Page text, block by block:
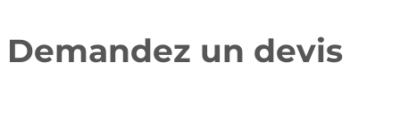
Demandez un devis